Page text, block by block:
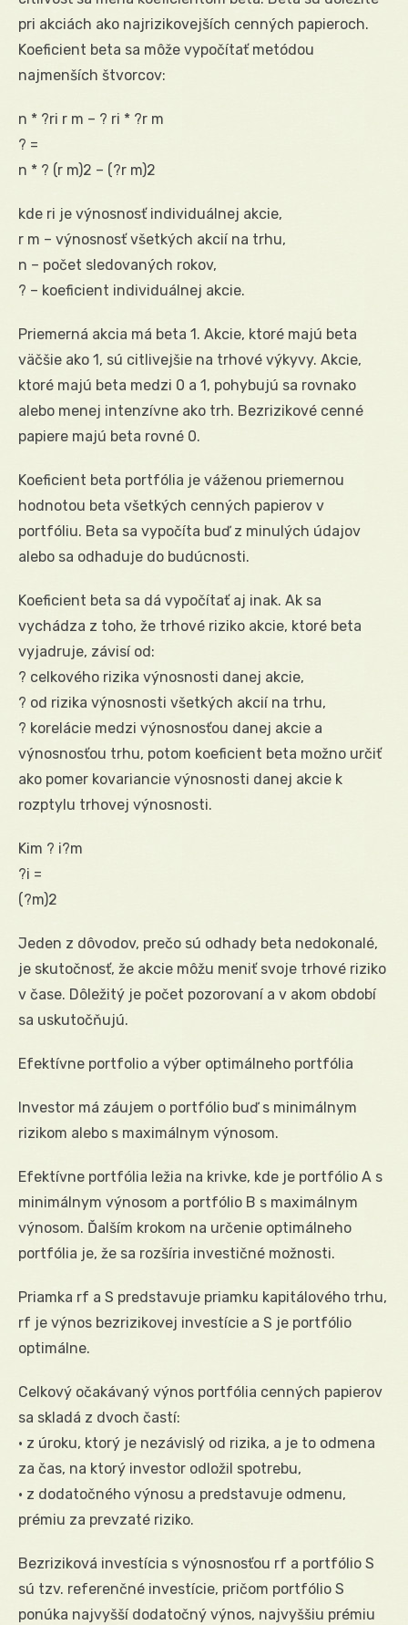
pri akciách ako najrizikovejších cenných papieroch.
Koeficient beta sa môže vypočítať metódou
najmenších štvorcov:
n * ?ri r m – ? ri * ?r m
? =
n * ? (r m)2 – (?r m)2
kde ri je výnosnosť individuálnej akcie,
r m – výnosnosť všetkých akcií na trhu,
n – počet sledovaných rokov,
? – koeficient individuálnej akcie.
Priemerná akcia má beta 1. Akcie, ktoré majú beta
väčšie ako 1, sú citlivejšie na trhové výkyvy. Akcie,
ktoré majú beta medzi 0 a 1, pohybujú sa rovnako
alebo menej intenzívne ako trh. Bezrizikové cenné
papiere majú beta rovné 0.
Koeficient beta portfólia je váženou priemernou
hodnotou beta všetkých cenných papierov v
portfóliu. Beta sa vypočíta buď z minulých údajov
alebo sa odhaduje do budúcnosti.
Koeficient beta sa dá vypočítať aj inak. Ak sa
vychádza z toho, že trhové riziko akcie, ktoré beta
vyjadruje, závisí od:
? celkového rizika výnosnosti danej akcie,
? od rizika výnosnosti všetkých akcií na trhu,
? korelácie medzi výnosnosťou danej akcie a
výnosnosťou trhu, potom koeficient beta možno určiť
ako pomer kovariancie výnosnosti danej akcie k
rozptylu trhovej výnosnosti.
Kim ? i?m
?i =
(?m)2
Jeden z dôvodov, prečo sú odhady beta nedokonalé,
je skutočnosť, že akcie môžu meniť svoje trhové riziko
v čase. Dôležitý je počet pozorovaní a v akom období
sa uskutočňujú.
Efektívne portfolio a výber optimálneho portfólia
Investor má záujem o portfólio buď s minimálnym
rizikom alebo s maximálnym výnosom.
Efektívne portfólia ležia na krivke, kde je portfólio A s
minimálnym výnosom a portfólio B s maximálnym
výnosom. Ďalším krokom na určenie optimálneho
portfólia je, že sa rozšíria investičné možnosti.
Priamka rf a S predstavuje priamku kapitálového trhu,
rf je výnos bezrizikovej investície a S je portfólio
optimálne.
Celkový očakávaný výnos portfólia cenných papierov
sa skladá z dvoch častí:
• z úroku, ktorý je nezávislý od rizika, a je to odmena
za čas, na ktorý investor odložil spotrebu,
• z dodatočného výnosu a predstavuje odmenu,
prémiu za prevzaté riziko.
Bezriziková investícia s výnosnosťou rf a portfólio S
sú tzv. referenčné investície, pričom portfólio S
ponúka najvyšší dodatočný výnos, najvyššiu prémiu